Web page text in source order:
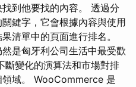
到他要找的內容。 透過分
鍵字，它會根據內容與使用
清單中的頁面進行排名。
是匈牙利公司生活中最受歡
斷變化的演算法和市場對排
域。 WooCommerce 是